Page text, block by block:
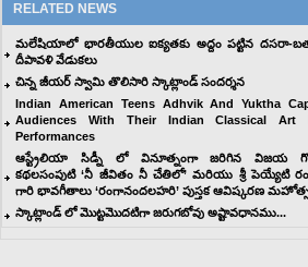
RELATED NEWS
మలేషియాలో భారతీయుల ఐక్యతకు అద్దం పట్టిన దసరా-
దీపావళి వేడుకలు
చిన్న జీయర్ స్వామి తొలిసారి స్కాట్లాండ్ సందర్శన
Indian American Teens Adhvik And Yuktha
Audiences With Their Indian Classical Art
Performances
ఆస్ట్రేలియా సిడ్నీ లో వినూత్నంగా జరిగిన విజయ
కథల‌సంపుటి ‘నీ జీవితం నీ చేతిలో’ మరియు శ్రీ పెయ్యేటి
గారి భావగీతాలు ‘రంగానందలహరి’ పుస్తక ఆవిష్కరణ
స్కాట్లాండ్ లో మొట్టమొదటిగా జరుగబోవు అష్టావధానము...